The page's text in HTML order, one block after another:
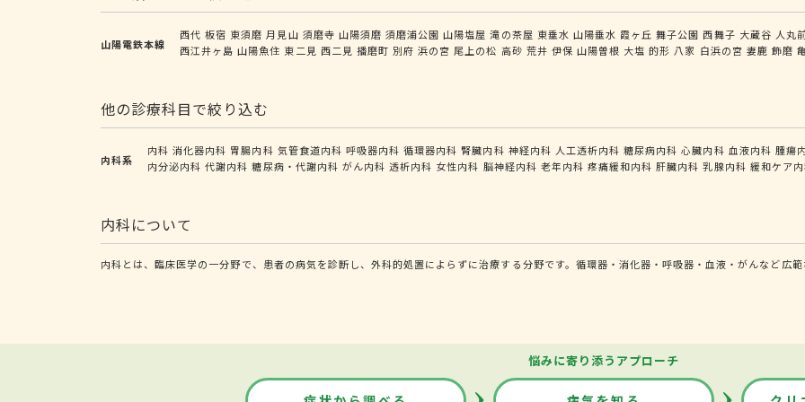
山陽電鉄本線
西代 板宿 東須磨 月見山 須磨寺 山陽須磨 須磨浦公園 山陽塩屋 滝の茶屋 東垂水 山陽垂水 霞ヶ丘 舞子公園 西舞子 大蔵谷 人丸
西江井ヶ島 山陽魚住 東二見 西二見 播磨町 別府 浜の宮 尾上の松 高砂 荒井 伊保 山陽曽根 大塩 的形 八家 白浜の宮 妻鹿 飾磨
他の診療科目で絞り込む
内科系
内科 消化器内科 胃腸内科 気管食道内科 呼吸器内科 循環器内科 腎臓内科 神経内科 人工透析内科 糖尿病内科 心臓内科 血液内科 腫瘍
内分泌内科 代謝内科 糖尿病・代謝内科 がん内科 透析内科 女性内科 脳神経内科 老年内科 疼痛緩和内科 肝臓内科 乳腺内科 緩和ケア
内科について
内科とは、臨床医学の一分野で、患者の病気を診断し、外科的処置によらずに治療する分野です。循環器・消化器・呼吸器・血液・がんなど広
悩みに寄り添うアプローチ